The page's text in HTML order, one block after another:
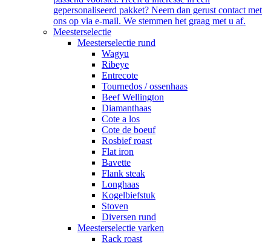
gepersonaliseerd pakket? Neem dan gerust contact met
ons op via e-mail. We stemmen het graag met u af.
Meesterselectie
Meesterselectie rund
Wagyu
Ribeye
Entrecote
Tournedos / ossenhaas
Beef Wellington
Diamanthaas
Cote a los
Cote de boeuf
Rosbief roast
Flat iron
Bavette
Flank steak
Longhaas
Kogelbiefstuk
Stoven
Diversen rund
Meesterselectie varken
Rack roast